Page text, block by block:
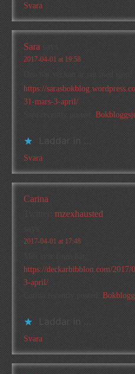
Svara
Sara
2017-04-01 at 19:58
https://
31-mars-3-april/
Laddar in …
Svara
Carina
Twitter: mzexhausted
2017-04-01 at 17:48
Mitt svar finns här:
https://deckarbibblon.com/
3-april/
Carina recently posted..
Laddar in …
Svara